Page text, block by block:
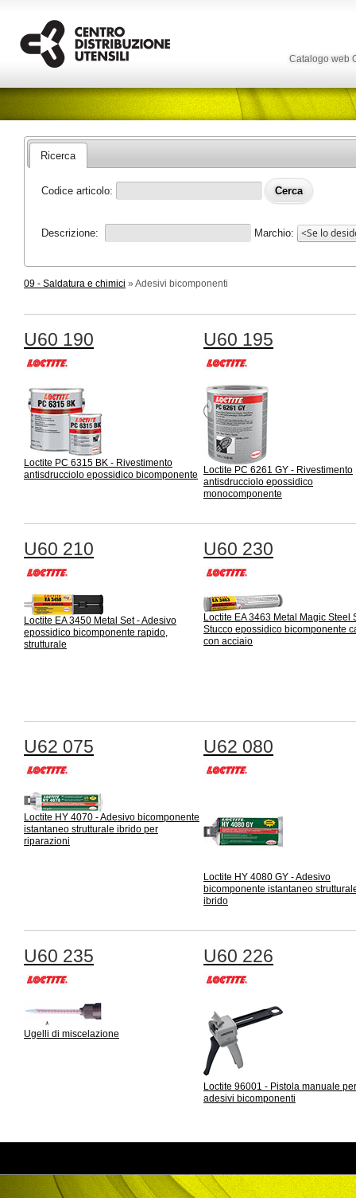
Catalogo web
Ricerca
Codice articolo:
Descrizione: Marchio:
09 - Saldatura e chimici » Adesivi bicomponenti
U60 190
Loctite PC 6315 BK - Rivestimento
antisdrucciolo epossidico bicomponente
U60 195
Loctite PC 6261 GY - Rivestimento
antisdrucciolo epossidico
monocomponente
U60 210
Loctite EA 3450 Metal Set - Adesivo
epossidico bicomponente rapido,
strutturale
U60 230
Loctite EA 3463 Metal Magic Steel
Stucco epossidico bicomponente
con acciaio
U62 075
Loctite HY 4070 - Adesivo bicomponente
istantaneo strutturale ibrido per
riparazioni
U62 080
Loctite HY 4080 GY - Adesivo
bicomponente istantaneo
ibrido
U60 235
Ugelli di miscelazione
U60 226
Loctite 96001 - Pistola manuale per
adesivi bicomponenti